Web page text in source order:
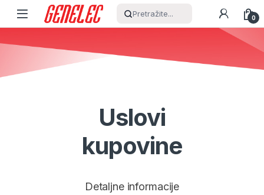
Skip to navigation
Skip to content
Pretražite... 0
Uslovi
kupovine
Detaljne informacije